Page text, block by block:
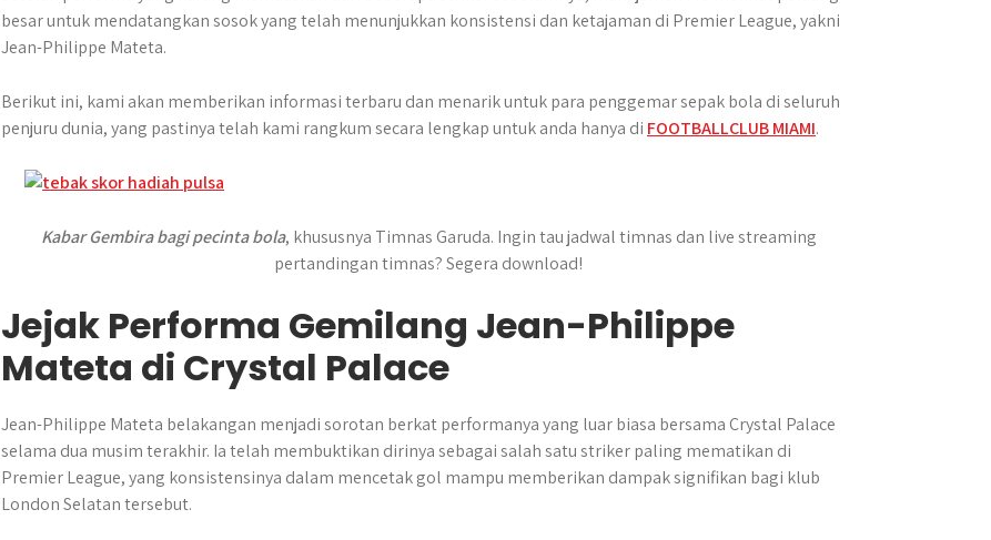
besar untuk mendatangkan sosok yang telah menunjukkan konsistensi dan ketajaman di Premier League, yakni
Jean-Philippe Mateta.
Berikut ini, kami akan memberikan informasi terbaru dan menarik untuk para penggemar sepak bola di seluruh
penjuru dunia, yang pastinya telah kami rangkum secara lengkap untuk anda hanya di FOOTBALLCLUB MIAMI.
Kabar Gembira bagi pecinta bola, khususnya Timnas Garuda. Ingin tau jadwal timnas dan live streaming
pertandingan timnas? Segera download!
Jejak Performa Gemilang Jean-Philippe
Mateta di Crystal Palace
Jean-Philippe Mateta belakangan menjadi sorotan berkat performanya yang luar biasa bersama Crystal Palace
selama dua musim terakhir. Ia telah membuktikan dirinya sebagai salah satu striker paling mematikan di
Premier League, yang konsistensinya dalam mencetak gol mampu memberikan dampak signifikan bagi klub
London Selatan tersebut.